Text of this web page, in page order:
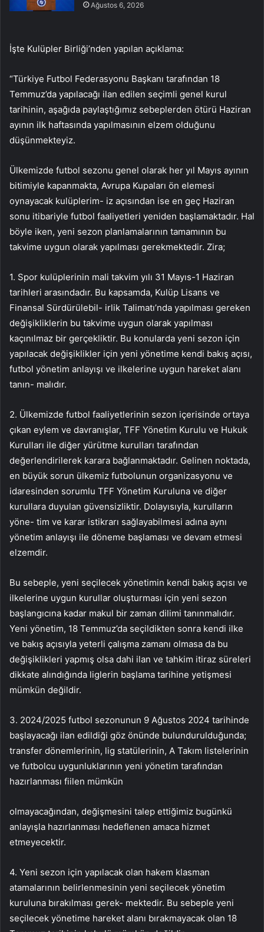
Ağustos 6, 2026
İşte Kulüpler Birliği’nden yapılan açıklama:
“Türkiye Futbol Federasyonu Başkanı tarafından 18
Temmuz’da yapılacağı ilan edilen seçimli genel kurul
tarihinin, aşağıda paylaştığımız sebeplerden ötürü Haziran
ayının ilk haftasında yapılmasının elzem olduğunu
düşünmekteyiz.
Ülkemizde futbol sezonu genel olarak her yıl Mayıs ayının
bitimiyle kapanmakta, Avrupa Kupaları ön elemesi
oynayacak kulüplerim- iz açısından ise en geç Haziran
sonu itibariyle futbol faaliyetleri yeniden başlamaktadır. Hal
böyle iken, yeni sezon planlamalarının tamamının bu
takvime uygun olarak yapılması gerekmektedir. Zira;
1. Spor kulüplerinin mali takvim yılı 31 Mayıs-1 Haziran
tarihleri arasındadır. Bu kapsamda, Kulüp Lisans ve
Finansal Sürdürülebil- irlik Talimatı’nda yapılması gereken
değişikliklerin bu takvime uygun olarak yapılması
kaçınılmaz bir gerçekliktir. Bu konularda yeni sezon için
yapılacak değişiklikler için yeni yönetime kendi bakış açısı,
futbol yönetim anlayışı ve ilkelerine uygun hareket alanı
tanın- malıdır.
2. Ülkemizde futbol faaliyetlerinin sezon içerisinde ortaya
çıkan eylem ve davranışlar, TFF Yönetim Kurulu ve Hukuk
Kurulları ile diğer yürütme kurulları tarafından
değerlendirilerek karara bağlanmaktadır. Gelinen noktada,
en büyük sorun ülkemiz futbolunun organizasyonu ve
idaresinden sorumlu TFF Yönetim Kuruluna ve diğer
kurullara duyulan güvensizliktir. Dolayısıyla, kurulların
yöne- tim ve karar istikrarı sağlayabilmesi adına aynı
yönetim anlayışı ile döneme başlaması ve devam etmesi
elzemdir.
Bu sebeple, yeni seçilecek yönetimin kendi bakış açısı ve
ilkelerine uygun kurullar oluşturması için yeni sezon
başlangıcına kadar makul bir zaman dilimi tanınmalıdır.
Yeni yönetim, 18 Temmuz’da seçildikten sonra kendi ilke
ve bakış açısıyla yeterli çalışma zamanı olmasa da bu
değişiklikleri yapmış olsa dahi ilan ve tahkim itiraz süreleri
dikkate alındığında liglerin başlama tarihine yetişmesi
mümkün değildir.
3. 2024/2025 futbol sezonunun 9 Ağustos 2024 tarihinde
başlayacağı ilan edildiği göz önünde bulundurulduğunda;
transfer dönemlerinin, lig statülerinin, A Takım listelerinin
ve futbolcu uygunluklarının yeni yönetim tarafından
hazırlanması fiilen mümkün
olmayacağından, değişmesini talep ettiğimiz bugünkü
anlayışla hazırlanması hedeflenen amaca hizmet
etmeyecektir.
4. Yeni sezon için yapılacak olan hakem klasman
atamalarının belirlenmesinin yeni seçilecek yönetim
kuruluna bırakılması gerek- mektedir. Bu sebeple yeni
seçilecek yönetime hareket alanı bırakmayacak olan 18